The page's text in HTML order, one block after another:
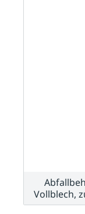
Vollblech,